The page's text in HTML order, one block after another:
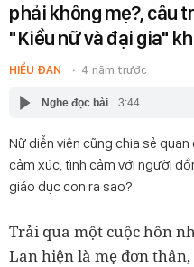
phải không mẹ?, câu
"Kiều nữ và đại gia"
HIỂU ĐAN 4 năm trước
Nghe đọc bài 3:44
Nữ diễn viên cũng chia sẻ
cảm xúc, tình cảm với người
giáo dục con ra sao?
Trải qua một cuộc hôn
Lan hiện là mẹ đơn